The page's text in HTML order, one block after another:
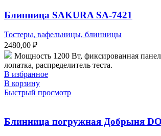
Блинница SAKURA SA-7421
Тостеры, вафельницы, блинницы
2480,00 ₽
Мощность 1200 Вт, фиксированная
лопатка, распределитель теста.
В избранное
В корзину
Быстрый просмотр
Блинница погружная Добрыня